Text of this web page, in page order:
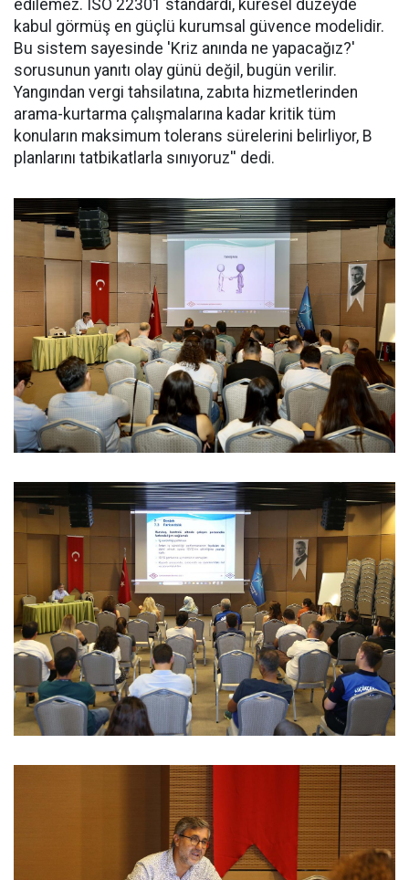
edilemez. ISO 22301 standardı, küresel düzeyde
kabul görmüş en güçlü kurumsal güvence modelidir.
Bu sistem sayesinde 'Kriz anında ne yapacağız?'
sorusunun yanıtı olay günü değil, bugün verilir.
Yangından vergi tahsilatına, zabıta hizmetlerinden
arama-kurtarma çalışmalarına kadar kritik tüm
konuların maksimum tolerans sürelerini belirliyor, B
planlarını tatbikatlarla sınıyoruz'' dedi.